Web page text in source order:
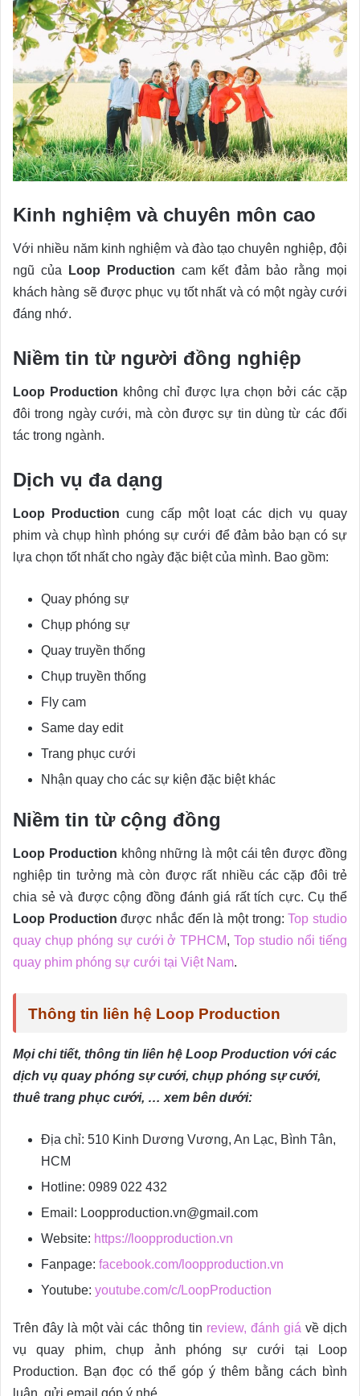
Kinh nghiệm và chuyên môn cao
Với nhiều năm kinh nghiệm và đào tạo chuyên nghiệp, đội
ngũ của
Loop Production cam kết đảm bảo rằng mọi
khách hàng sẽ được phục vụ tốt nhất và có một ngày cưới
đáng nhớ.
Niềm tin từ người đồng nghiệp
Loop Production không chỉ được lựa chọn bởi các cặp
đôi trong ngày cưới, mà còn được sự tin dùng từ các đối
tác trong ngành.
Dịch vụ đa dạng
Loop Production cung cấp một loạt các dịch vụ quay
phim và chụp hình phóng sự cưới để đảm bảo bạn có sự
lựa chọn tốt nhất cho ngày đặc biệt của mình. Bao gồm:
Quay phóng sự
Chụp phóng sự
Quay truyền thống
Chụp truyền thống
Fly cam
Same day edit
Trang phục cưới
Nhận quay cho các sự kiện đặc biệt khác
Niềm tin từ cộng đồng
Loop Production không những là một cái tên được đồng
nghiệp tin tưởng mà còn được rất nhiều các cặp đôi trẻ
chia sẻ và được cộng đồng đánh giá rất tích cực. Cụ thể
Loop Production được nhắc đến là một trong:Top studio
quay chụp phóng sự cưới ở TPHCM,Top studio nổi tiếng
quay phim phóng sự cưới tại Việt Nam.
Thông tin liên hệ Loop Production
Mọi chi tiết, thông tin liên hệ Loop Production với các
dịch vụ quay phóng sự cưới, chụp phóng sự cưới,
thuê trang phục cưới, … xem bên dưới:
Địa chỉ: 510 Kinh Dương Vương, An Lạc, Bình Tân,
HCM
Hotline: 0989 022 432
Email: Loopproduction.vn@gmail.com
Website: https://loopproduction.vn
Fanpage: facebook.com/loopproduction.vn
Youtube: youtube.com/c/LoopProduction
Trên đây là một vài các thông tin review, đánh giá về dịch
vụ quay phim, chụp ảnh phóng sự cưới tại Loop
Production. Bạn đọc có thể góp ý thêm bằng cách bình
luận, gửi email góp ý nhé.